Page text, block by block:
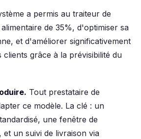
a permis au traiteur de
de 35%, d'optimiser sa
et d'améliorer significativement
clients grâce à la prévisibilité du
Tout prestataire de
ce modèle. La clé : un
une fenêtre de
un suivi de livraison via